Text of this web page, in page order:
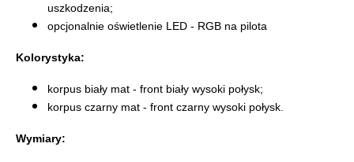
uszkodzenia;
opcjonalnie oświetlenie LED - RGB na pilota
Kolorystyka:
korpus biały mat - front biały wysoki połysk;
korpus czarny mat - front czarny wysoki połysk.
Wymiary: